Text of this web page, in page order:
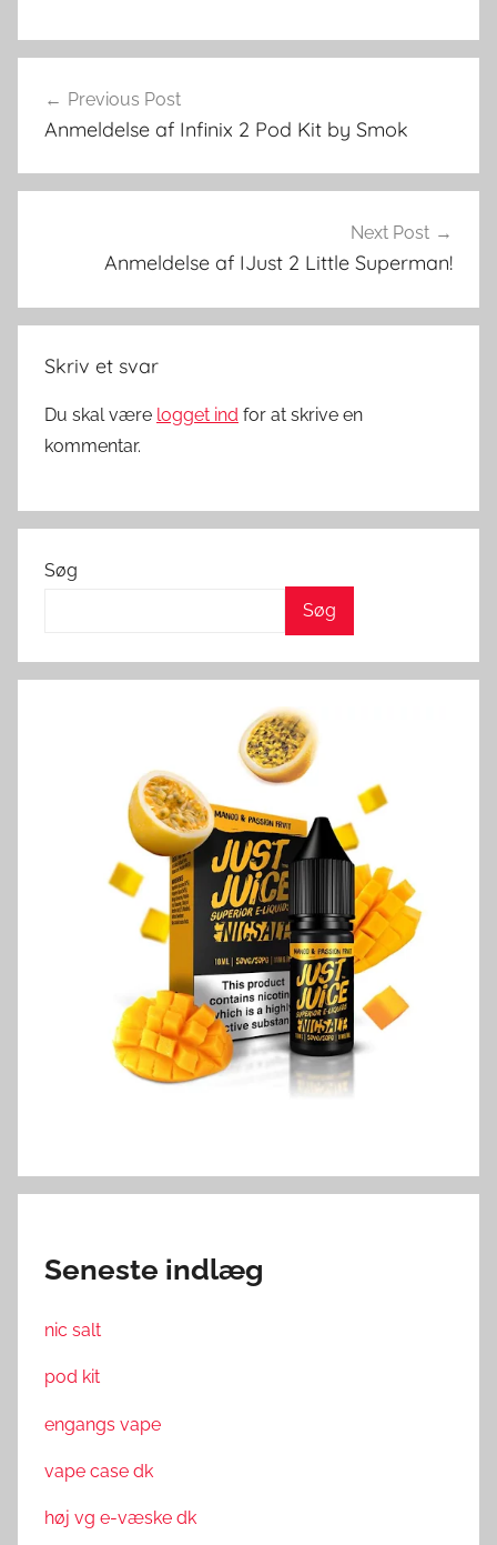
E
æ
s
Previous Post
Anmeldelse af Infinix 2 Pod Kit by Smok
Next Post
Anmeldelse af IJust 2 Little Superman!
Skriv et svar
Du skal være logget ind for at skrive en
kommentar.
Søg
Søg
Seneste indlæg
nic salt
pod kit
engangs vape
vape case dk
høj vg e-væske dk